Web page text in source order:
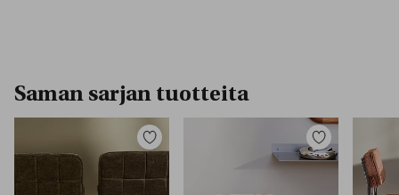
Saman sarjan tuotteita
Lisää
suosikkeihin
Lisää
suosikkeihin